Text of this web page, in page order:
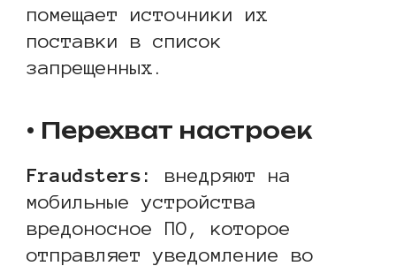
помещает источники их
поставки в список
запрещенных.
• Перехват настроек
Fraudsters:
внедряют на
мобильные устройства
вредоносное ПО, которое
отправляет уведомление во